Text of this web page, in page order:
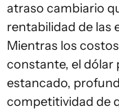
atraso cambiario
rentabilidad de las
Mientras los
constante, el
estancado,
competitividad de